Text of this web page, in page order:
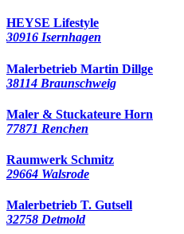
HEYSE Lifestyle
30916 Isernhagen
Malerbetrieb Martin Dillge
38114 Braunschweig
Maler & Stuckateure Horn
77871 Renchen
Raumwerk Schmitz
29664 Walsrode
Malerbetrieb T. Gutsell
32758 Detmold